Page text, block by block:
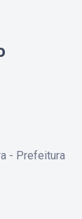
- Prefeitura